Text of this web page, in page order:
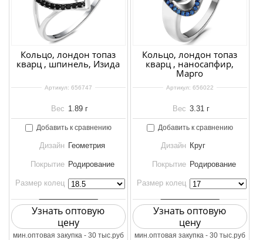
Кольцо, лондон топаз
кварц , шпинель, Изида
Артикул: 656747
Вес 1.89 г
Добавить к сравнению
Дизайн Геометрия
Покрытие Родирование
Размер колец
Узнать оптовую
цену
мин.оптовая закупка - 30 тыс.руб
Кольцо, лондон топаз
кварц , наносапфир,
Марго
Артикул: 656022
Вес 3.31 г
Добавить к сравнению
Дизайн Круг
Покрытие Родирование
Размер колец
Узнать оптовую
цену
мин.оптовая закупка - 30 тыс.руб